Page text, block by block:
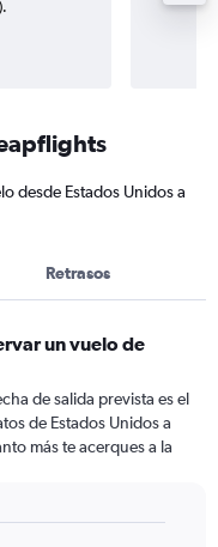
desde Estados Unidos a
Retrasos
un vuelo de
de salida prevista es el
de Estados Unidos a
más te acerques a la